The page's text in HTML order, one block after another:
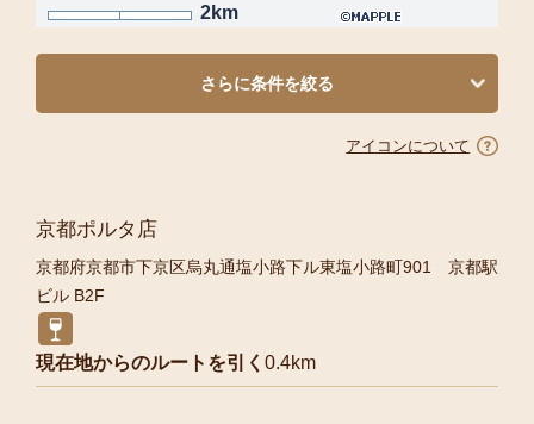
2km
さらに条件を絞る
アイコンについて
京都ポルタ店
京都府京都市下京区烏丸通塩小路下ル東塩小路町901 京都駅
ビル B2F
現在地からのルートを引く 0.4km